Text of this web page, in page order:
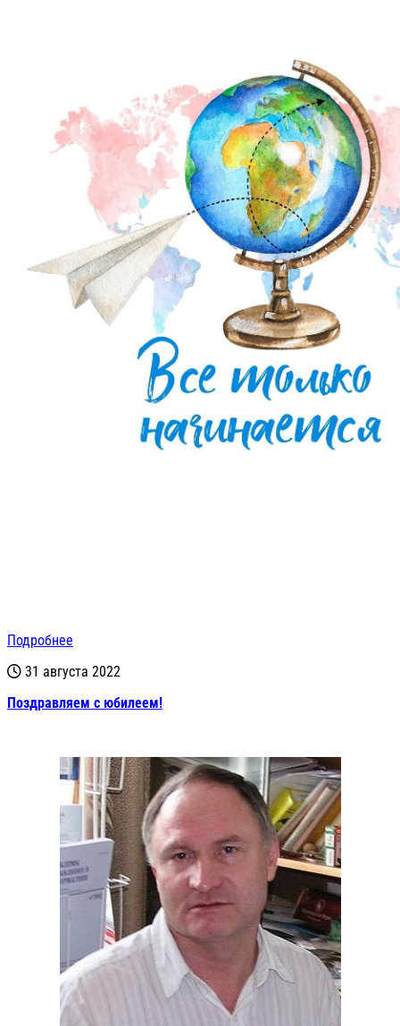
Подробнее
31 августа 2022
Поздравляем с юбилеем!